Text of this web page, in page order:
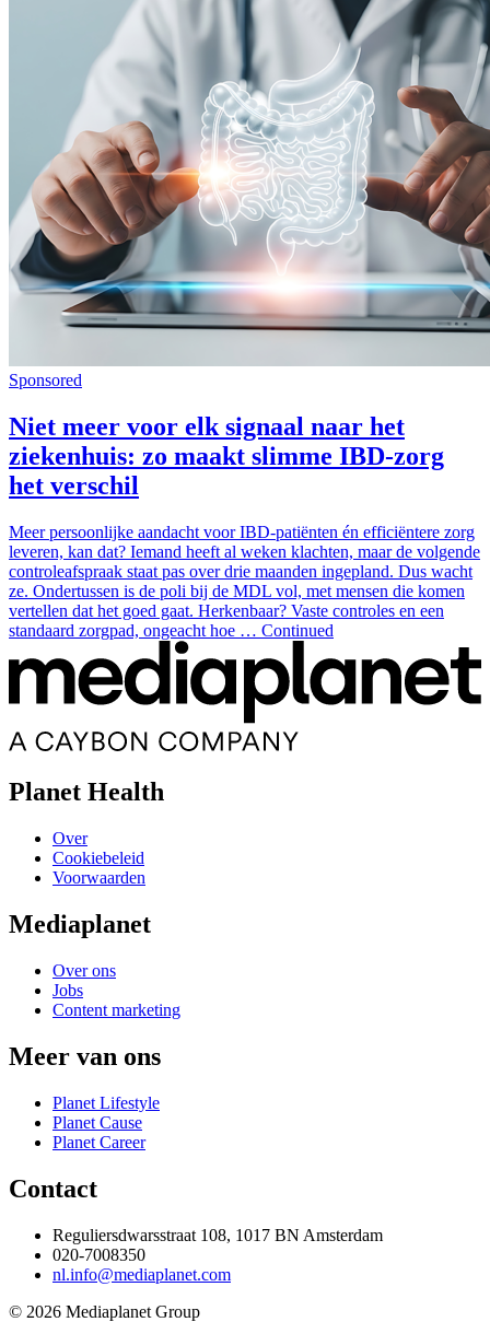
Sponsored
Niet meer voor elk signaal naar het
ziekenhuis: zo maakt slimme IBD-zorg
het verschil
Meer persoonlijke aandacht voor IBD-patiënten én efficiëntere zorg
leveren, kan dat? Iemand heeft al weken klachten, maar de volgende
controleafspraak staat pas over drie maanden ingepland. Dus wacht
ze. Ondertussen is de poli bij de MDL vol, met mensen die komen
vertellen dat het goed gaat. Herkenbaar? Vaste controles en een
standaard zorgpad, ongeacht hoe … Continued
Planet Health
Over
Cookiebeleid
Voorwaarden
Mediaplanet
Over ons
Jobs
Content marketing
Meer van ons
Planet Lifestyle
Planet Cause
Planet Career
Contact
Reguliersdwarsstraat 108, 1017 BN Amsterdam
020-7008350
nl.info@mediaplanet.com
© 2026 Mediaplanet Group